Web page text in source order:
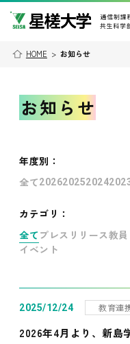
HOME > お知らせ
お知らせ
年度別 ：
全て202620252024
カテゴリ：
全て プレスリリース教
イベント
2025/12/24 教育連
2026年4月より、新島